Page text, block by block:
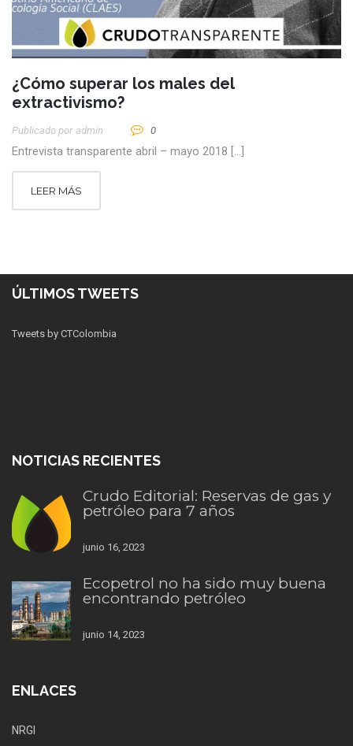
¿Cómo superar los males del
extractivismo?
Publicado por Admin 0
Entrevista transparente abril – mayo 2018 […]
LEER MÁS
ÚLTIMOS TWEETS
Tweets by CTColombia
NOTICIAS RECIENTES
Crudo Editorial: Reservas de gas y
petróleo para 7 años
junio 16, 2023
Ecopetrol no ha sido muy buena
encontrando petróleo
junio 14, 2023
ENLACES
NRGI